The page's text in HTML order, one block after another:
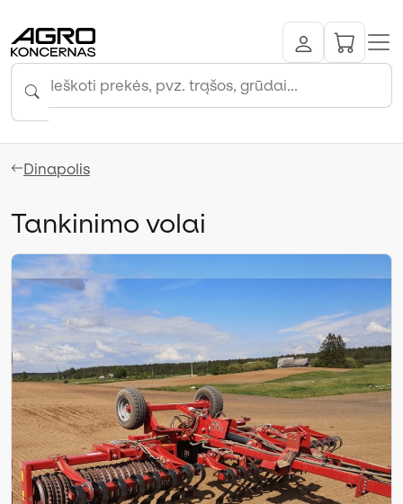
Dinapolis
Tankinimo volai